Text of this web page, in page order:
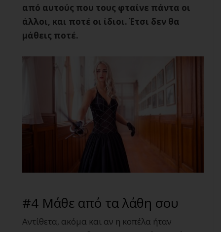
από αυτούς που τους φταίνε πάντα οι
άλλοι, και ποτέ οι ίδιοι. Έτσι δεν θα
μάθεις ποτέ.
#4 Μάθε από τα λάθη σου
Αντίθετα, ακόμα και αν η κοπέλα ήταν